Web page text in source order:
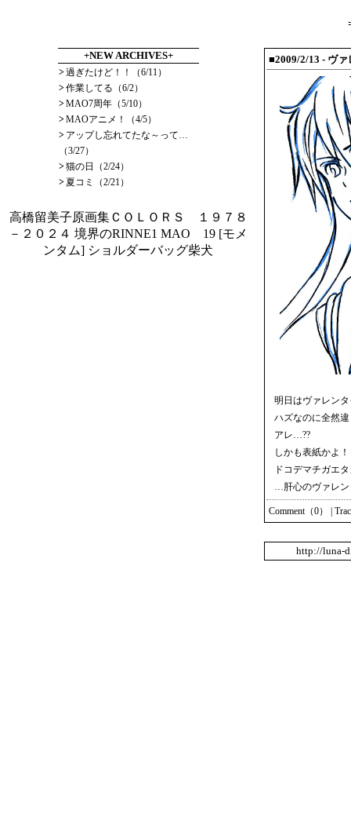
+NEW ARCHIVES+
>過ぎたけど！！（6/11）
>作業してる（6/2）
>MAO7周年（5/10）
>MAOアニメ！（4/5）
> アップし忘れてたな～って…
（3/27）
>猫の日（2/24）
>夏コミ（2/21）
高橋留美子原画集ＣＯＬＯＲＳ １９７８
－２０２４ 境界のRINNE1 MAO 19 [モメ
ンタム] ショルダーバッグ柴犬
■2009/2/13 - ヴ
明日はヴァレン
ハズなのに全然
アレ…??
しかも表紙かよ
ドコデマチガエ
…肝心のヴァレ
Comment（0）
http://luna-